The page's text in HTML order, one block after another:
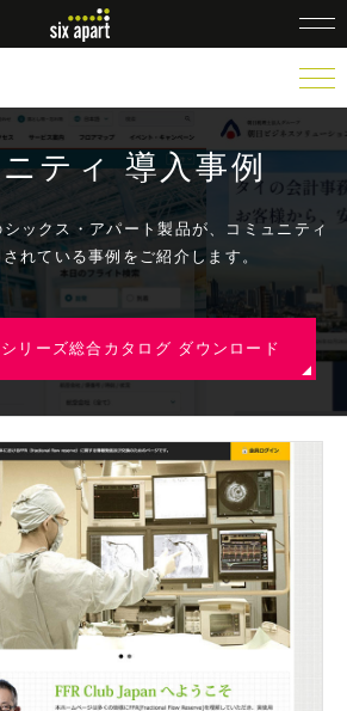
ティ 導入事例
ックス・アパート製品が、コミュニティ
れている事例をご紹介します。
リーズ総合カタログ ダウンロード